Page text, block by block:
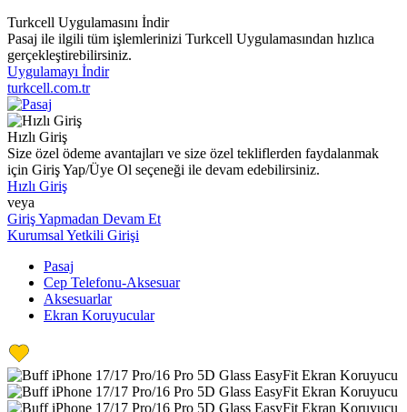
Turkcell Uygulamasını İndir
Pasaj ile ilgili tüm işlemlerinizi Turkcell Uygulamasından hızlıca
gerçekleştirebilirsiniz.
Uygulamayı İndir
turkcell.com.tr
Hızlı Giriş
Size özel ödeme avantajları ve size özel tekliflerden faydalanmak
için Giriş Yap/Üye Ol seçeneği ile devam edebilirsiniz.
Hızlı Giriş
veya
Giriş Yapmadan Devam Et
Kurumsal Yetkili Girişi
Pasaj
Cep Telefonu-Aksesuar
Aksesuarlar
Ekran Koruyucular